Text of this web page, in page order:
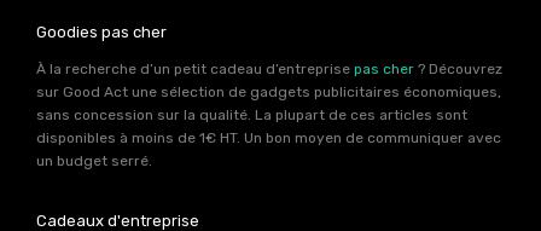
Goodies pas cher
À la recherche d’un petit cadeau d’entreprise pas cher ? Découvrez
sur Good Act une sélection de gadgets publicitaires économiques,
sans concession sur la qualité. La plupart de ces articles sont
disponibles à moins de 1€ HT. Un bon moyen de communiquer avec
un budget serré.
Cadeaux d'entreprise